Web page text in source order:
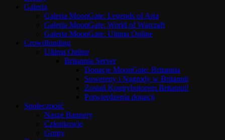
Galeria
Galeria MoonGate: Legends of Aria
Galeria MoonGate: World of Warcraft
Galeria MoonGate: Ultima Online
Crowdfunding
Ultima Online
Britannia Server
Donacje MoonGate: Britannia
Suwereny i Nagrody w Britannii
Zostań Kontrybutorem Britannii!
Potwierdzenia donacji
Społeczność
Nasze Bannery
Członkowie
Grupy